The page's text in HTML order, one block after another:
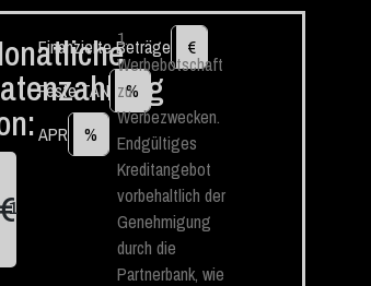
€
1
Finanzierte Beträge
€
Feste TAN
%
APR
%
1.
Werbebotschaft
zu
Werbezwecken.
Endgültiges
Kreditangebot
vorbehaltlich der
Genehmigung
durch die
Partnerbank, wie